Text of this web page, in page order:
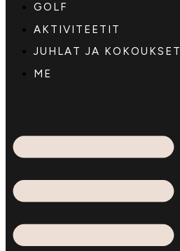
GOLF
AKTIVITEETIT
JUHLAT JA KOKOUKSET
ME